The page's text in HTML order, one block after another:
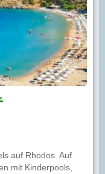
auf Rhodos. Auf
mit Kinderpools,